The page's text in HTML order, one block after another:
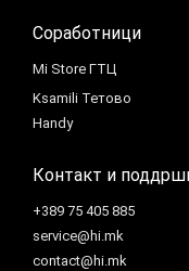
Соработници
Mi Store ГТЦ
Ksamili Тетово
Handy
Контакт и
+389 75 405 885
service@hi.mk
contact@hi.mk